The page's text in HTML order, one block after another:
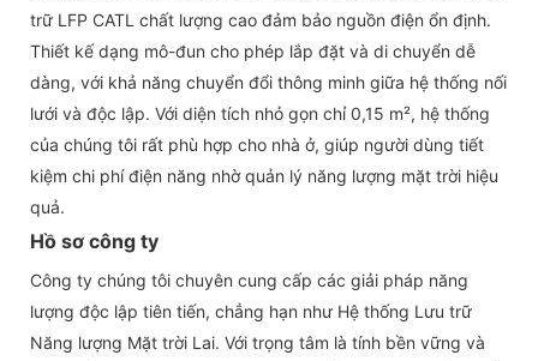
trữ LFP CATL chất lượng cao đảm bảo nguồn điện ổn định.
Thiết kế dạng mô-đun cho phép lắp đặt và di chuyển dễ
dàng, với khả năng chuyển đổi thông minh giữa hệ thống nối
lưới và độc lập. Với diện tích nhỏ gọn chỉ 0,15 m², hệ thống
của chúng tôi rất phù hợp cho nhà ở, giúp người dùng tiết
kiệm chi phí điện năng nhờ quản lý năng lượng mặt trời hiệu
quả.
Hồ sơ công ty
Công ty chúng tôi chuyên cung cấp các giải pháp năng
lượng độc lập tiên tiến, chẳng hạn như Hệ thống Lưu trữ
Năng lượng Mặt trời Lai. Với trọng tâm là tính bền vững và